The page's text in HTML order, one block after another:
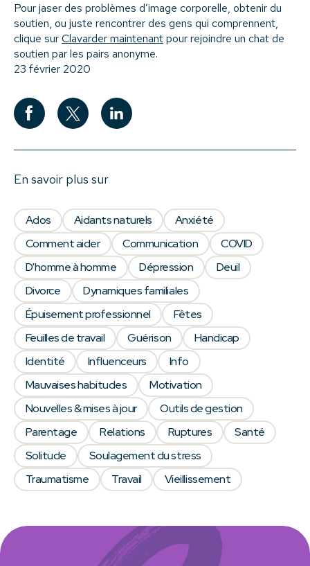
Pour jaser des problèmes d’image corporelle, obtenir du
soutien, ou juste rencontrer des gens qui comprennent,
clique surClavarder maintenantpour rejoindre un chat de
soutien par les pairs anonyme.
23 février 2020
En savoir plus sur
Ados Aidants naturels
Anxiété
Comment aider
Communication
COVID
D'homme à homme
Dépression
Deuil
Divorce
Dynamiques familiales
Épuisement professionnel
Fêtes
Feuilles de travail
Guérison
Handicap
Identité
Influenceurs
Info
Mauvaises habitudes
Motivation
Nouvelles & mises à jour
Outils de gestion
Parentage
Relations Ruptures
Santé
Solitude
Soulagement du stress
Traumatisme
Travail Vieillissement